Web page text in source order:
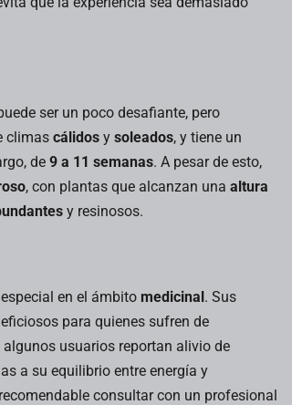
ser un poco desafiante, pero
climas cálidos y soleados, y tiene un
de 9 a 11 semanas. A pesar de esto,
, con plantas que alcanzan una altura
y resinosos.
en el ámbito medicinal. Sus
para quienes sufren de
algunos usuarios reportan alivio de
a su equilibrio entre energía y
consultar con un profesional